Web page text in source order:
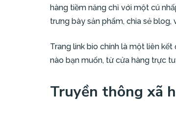
hàng tiềm năng chỉ với một cú
trưng bày sản phẩm, chia sẻ
Trang link bio chính là một liên
nào bạn muốn, từ cửa hàng trực
Truyền thông xã